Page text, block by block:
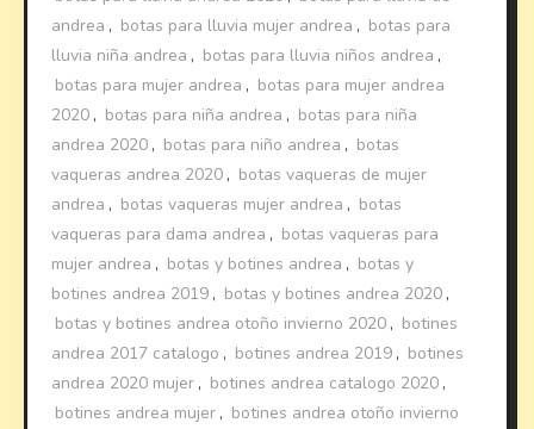
andrea , botas para lluvia mujer andrea , botas para
lluvia niña andrea , botas para lluvia niños andrea ,
botas para mujer andrea , botas para mujer andrea
2020 , botas para niña andrea , botas para niña
andrea 2020 , botas para niño andrea , botas
vaqueras andrea 2020 , botas vaqueras de mujer
andrea , botas vaqueras mujer andrea , botas
vaqueras para dama andrea , botas vaqueras para
mujer andrea , botas y botines andrea , botas y
botines andrea 2019 , botas y botines andrea 2020 ,
botas y botines andrea otoño invierno 2020 , botines
andrea 2017 catalogo , botines andrea 2019 , botines
andrea 2020 mujer , botines andrea catalogo 2020 ,
botines andrea mujer , botines andrea otoño invierno